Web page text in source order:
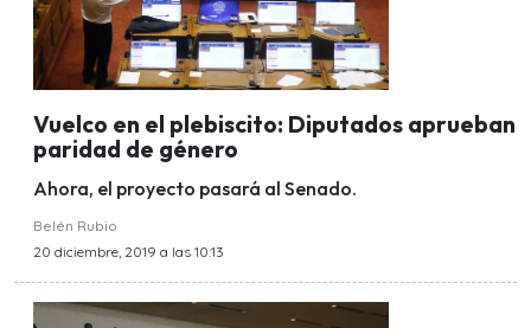
Vuelco en el plebiscito: Diputados aprueban
paridad de género
Ahora, el proyecto pasará al Senado.
Belén Rubio
20 diciembre, 2019 a las 10:13